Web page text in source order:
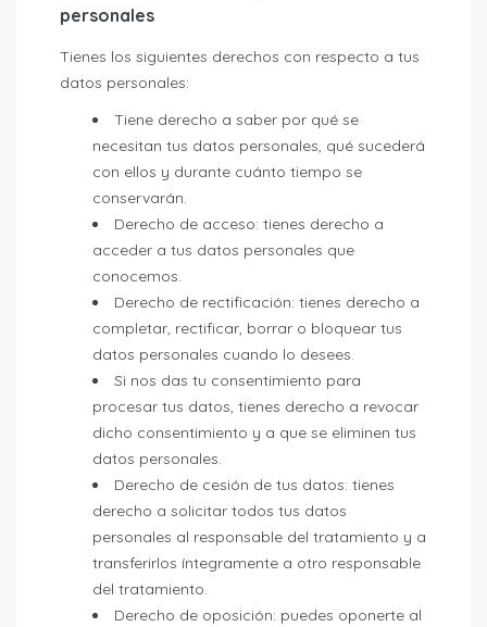
personales
Tienes los siguientes derechos con respecto a tus
datos personales:
Tiene derecho a saber por qué se
necesitan tus datos personales, qué sucederá
con ellos y durante cuánto tiempo se
conservarán.
Derecho de acceso: tienes derecho a
acceder a tus datos personales que
conocemos.
Derecho de rectificación: tienes derecho a
completar, rectificar, borrar o bloquear tus
datos personales cuando lo desees.
Si nos das tu consentimiento para
procesar tus datos, tienes derecho a revocar
dicho consentimiento y a que se eliminen tus
datos personales.
Derecho de cesión de tus datos: tienes
derecho a solicitar todos tus datos
personales al responsable del tratamiento y a
transferirlos íntegramente a otro responsable
del tratamiento.
Derecho de oposición: puedes oponerte al